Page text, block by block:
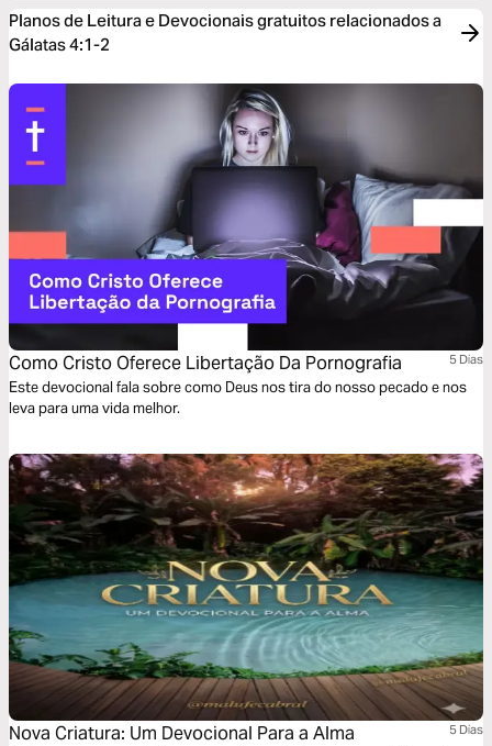
Planos de Leitura e Devocionais gratuitos relacionados a
Gálatas 4:1-2
Como Cristo Oferece Libertação Da Pornografia 5 Dias
Este devocional fala sobre como Deus nos tira do nosso pecado e nos
leva para uma vida melhor.
Nova Criatura: Um Devocional Para a Alma 5 Dias